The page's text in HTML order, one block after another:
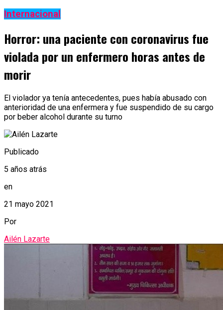
Internacional
Horror: una paciente con coronavirus fue
violada por un enfermero horas antes de
morir
El violador ya tenía antecedentes, pues había abusado con
anterioridad de una enfermera y fue suspendido de su cargo
por beber alcohol durante su turno
Publicado
5 años atrás
en
21 mayo 2021
Por
Ailén Lazarte